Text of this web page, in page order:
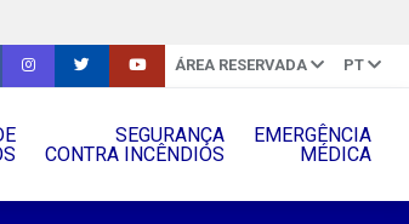
ÁREA RESERVADA PT
SEGURANÇA
CONTRA INCÊNDIOS
EMERGÊNCIA
MÉDICA